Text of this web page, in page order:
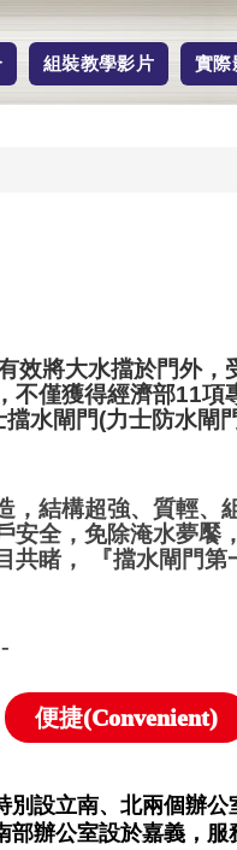
組裝教學影片 實際
效將大水擋於門外
不僅獲得經濟部11項
水閘門(力士防水閘
結構超強、質輕、
安全，免除淹水夢饜
睹， 『擋水閘門
便捷(Convenient)
設立南、北兩個辦
辦公室設於嘉義，